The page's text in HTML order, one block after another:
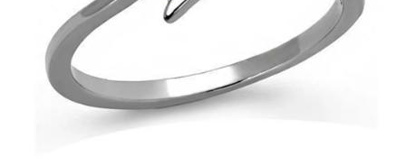
Zľavy